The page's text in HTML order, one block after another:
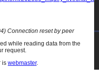
Forbeholdes